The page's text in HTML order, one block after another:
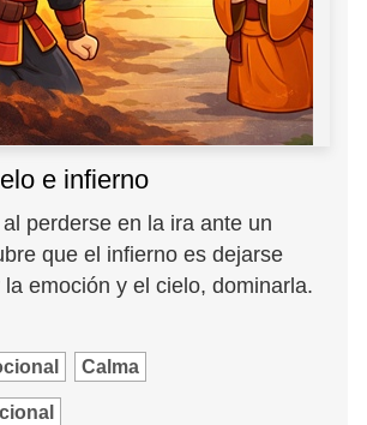
e infierno
perderse en la ira ante un
que el infierno es dejarse
emoción y el cielo, dominarla.
Calma